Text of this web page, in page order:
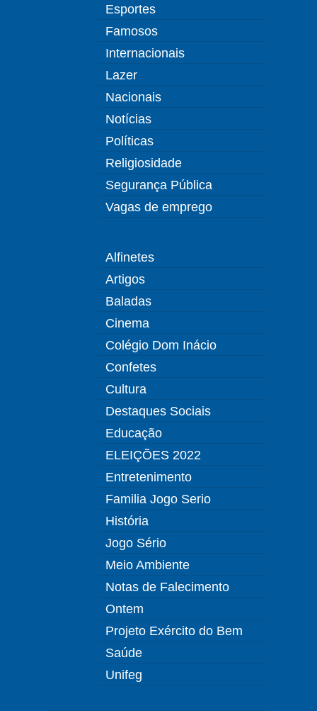
Esportes
Famosos
Internacionais
Lazer
Nacionais
Notícias
Políticas
Religiosidade
Segurança Pública
Vagas de emprego
Alfinetes
Artigos
Baladas
Cinema
Colégio Dom Inácio
Confetes
Cultura
Destaques Sociais
Educação
ELEIÇÕES 2022
Entretenimento
Familia Jogo Serio
História
Jogo Sério
Meio Ambiente
Notas de Falecimento
Ontem
Projeto Exército do Bem
Saúde
Unifeg